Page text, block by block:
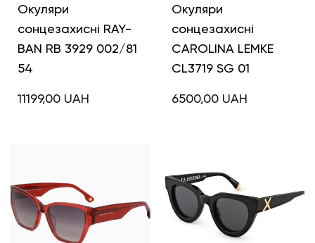
Окуляри
сонцезахисні RAY-
BAN RB 3929 002/81
54
11199,00 UAH
Окуляри
сонцезахисні
CAROLINA LEMKE
CL3719 SG 01
6500,00 UAH